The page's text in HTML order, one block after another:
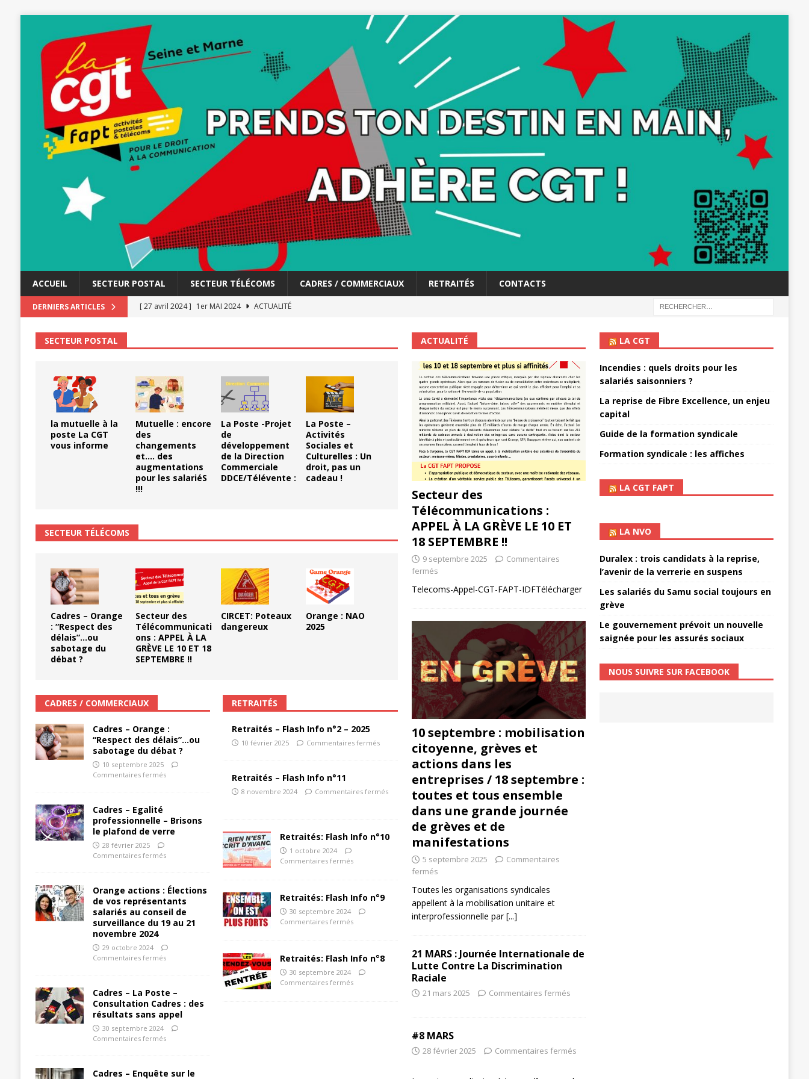
ACCUEIL SECTEUR POSTAL SECTEUR TÉLÉCOMS CADRES / COMMERCIAUX RETRAITÉS CONTACTS
DERNIERS ARTICLES [ 27 avril 2024 ] 1er MAI 2024
ACTUALITÉ
ACTUALITÉ
[ 15 novembre 2023 ]
Postières – Postiers Gardons la main sur nos congés !
ACTUALITÉ
[ 3 avril 2026 ]
la mutuelle à la poste La CGT vous informe
SECTEUR POSTAL
[ 3 avril 2026 ] Mutuelle : encore des changements et…. des augmentations pour les salariéS !!!
SECTEUR
POSTAL
[ 19 septembre 2025 ]
La Poste -Projet de développement de la Direction Commerciale DDCE/Télévente :
SECTEUR POSTAL
La Poste – Activités Sociales et Culturelles : Un droit, pas un cadeau !
SECTEUR
SECTEUR POSTAL
la mutuelle à la
poste La CGT
vous informe
Mutuelle : encore
des
changements
et…. des
augmentations
pour les salariéS
!!!
La Poste -Projet
de
développement
de la Direction
Commerciale
DDCE/Télévente :
La Poste –
Activités
Sociales et
Culturelles : Un
droit, pas un
cadeau !
SECTEUR TÉLÉCOMS
Cadres – Orange
: “Respect des
délais”…ou
sabotage du
débat ?
Secteur des
Télécommunicati
ons : APPEL À LA
GRÈVE LE 10 ET 18
SEPTEMBRE !!
CIRCET: Poteaux
dangereux
Orange : NAO
2025
CADRES / COMMERCIAUX
Cadres – Orange :
“Respect des délais”…ou
sabotage du débat ?
10 septembre 2025
Commentaires fermés
Cadres – Egalité
professionnelle – Brisons
le plafond de verre
28 février 2025
Commentaires fermés
Orange actions : Élections
de vos représentants
salariés au conseil de
surveillance du 19 au 21
novembre 2024
29 octobre 2024
Commentaires fermés
Cadres – La Poste –
Consultation Cadres : des
résultats sans appel
30 septembre 2024
Commentaires fermés
Cadres – Enquête sur le
RETRAITÉS
Retraités – Flash Info n°2 – 2025
10 février 2025 Commentaires fermés
Retraités – Flash Info n°11
8 novembre 2024 Commentaires fermés
Retraités: Flash Info n°10
1 octobre 2024
Commentaires fermés
Retraités: Flash Info n°9
30 septembre 2024
Commentaires fermés
Retraités: Flash Info n°8
30 septembre 2024
Commentaires fermés
ACTUALITÉ
Secteur des
Télécommunications :
APPEL À LA GRÈVE LE 10 ET
18 SEPTEMBRE !!
9 septembre 2025
Commentaires
fermés
Telecoms-Appel-CGT-FAPT-IDFTélécharger
10 septembre : mobilisation
citoyenne, grèves et
actions dans les
entreprises / 18 septembre :
toutes et tous ensemble
dans une grande journée
de grèves et de
manifestations
5 septembre 2025
Commentaires
fermés
Toutes les organisations syndicales
appellent à la mobilisation unitaire et
interprofessionnelle par[...]
21 MARS : Journée Internationale de
Lutte Contre La Discrimination
Raciale
21 mars 2025 Commentaires fermés
#8 MARS
28 février 2025 Commentaires fermés
LA CGT
Incendies : quels droits pour les
salariés saisonniers ?
La reprise de Fibre Excellence, un enjeu
capital
Guide de la formation syndicale
Formation syndicale : les affiches
LA CGT FAPT
LA NVO
Duralex : trois candidats à la reprise,
l’avenir de la verrerie en suspens
Les salariés du Samu social toujours en
grève
Le gouvernement prévoit un nouvelle
saignée pour les assurés sociaux
NOUS SUIVRE SUR FACEBOOK